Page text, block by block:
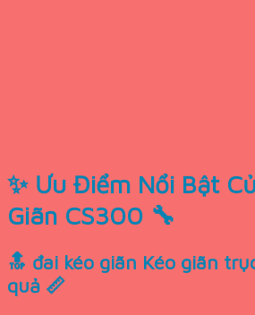
✨ Ưu Điểm Nổi Bật
Giãn CS300 🔧
🔝 đai kéo giãn Kéo giãn
quả 📏